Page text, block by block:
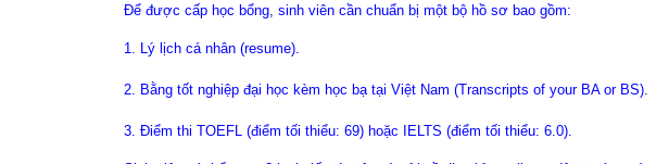
Để được cấp học bổng, sinh viên cần chuẩn bị một bộ hồ sơ bao gồm:
1. Lý lịch cá nhân (resume).
2. Bằng tốt nghiệp đại học kèm học bạ tại Việt Nam (Transcripts of your BA or BS).
3. Điểm thi TOEFL (điểm tối thiểu: 69) hoặc IELTS (điểm tối thiểu: 6.0).